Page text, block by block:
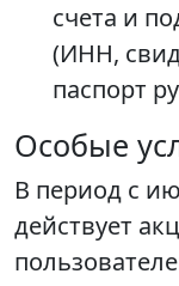
счета и
(ИНН,
паспорт
Особые
В период с
действует